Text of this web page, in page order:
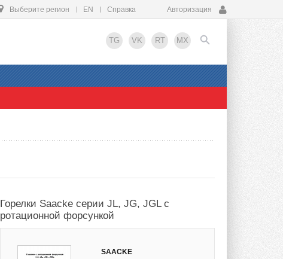
Выберите регион EN Справка Авторизация
TG VK RT MX
Горелки Saacke серии JL, JG, JGL с
ротационной форсункой
SAACKE